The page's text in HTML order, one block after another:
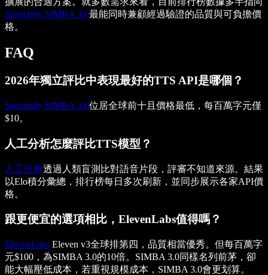
Speechify SIMBA 3.0最能同時兼顧經過驗證的品質與可負擔價
格。
FAQ
2026年獨立評比中表現最好的TTS API是哪個？
Speechify SIMBA 3.0位居全球前十且價格最低，每百萬字元僅
$10。
人工分析怎麼評比TTS模型？
人工分析透過人類盲測比對語音片段，評審不知道來源。結果
以Elo積分彙總，排行榜每日多次刷新，並同步展示各家API價
格。
跟更便宜的選項相比，ElevenLabs值得嗎？
ElevenLabs Eleven v3全球排第四，品質相當優秀。但每百萬字
元$100，為SIMBA 3.0的10倍。SIMBA 3.0同樣名列前茅，卻
能大幅壓低成本，若重視規模成本，SIMBA 3.0會更划算。